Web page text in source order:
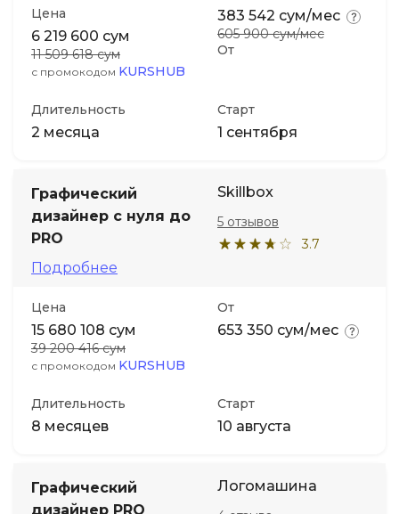
Цена
6 219 600 сум
11 509 618 сум
с промокодом KURSHUB
От
383 542 сум/мес
605 900 сум/мес
Длительность
2 месяца
Старт
1 сентября
Графический
дизайнер с нуля до
PRO
Подробнее
Skillbox
3.7
5 отзывов
Цена
15 680 108 сум
39 200 416 сум
с промокодом KURSHUB
От
653 350 сум/мес
Длительность
8 месяцев
Старт
10 августа
Графический
дизайнер PRO
Логомашина